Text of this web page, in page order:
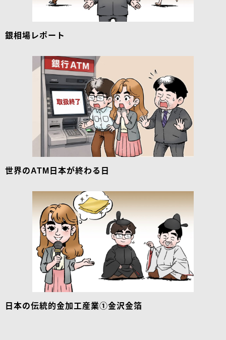
銀相場レポート
世界のATM日本が終わる日
日本の伝統的金加工産業①金沢金箔